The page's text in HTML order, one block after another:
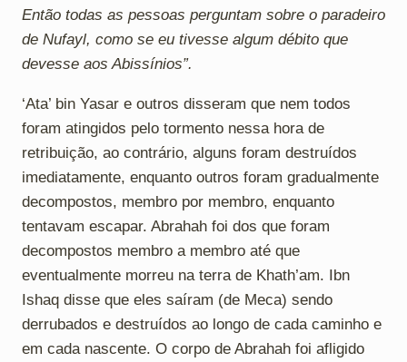
Então todas as pessoas perguntam sobre o paradeiro
de Nufayl, como se eu tivesse algum débito que
devesse aos Abissínios”.
‘Ata’ bin Yasar e outros disseram que nem todos
foram atingidos pelo tormento nessa hora de
retribuição, ao contrário, alguns foram destruídos
imediatamente, enquanto outros foram gradualmente
decompostos, membro por membro, enquanto
tentavam escapar. Abrahah foi dos que foram
decompostos membro a membro até que
eventualmente morreu na terra de Khath’am. Ibn
Ishaq disse que eles saíram (de Meca) sendo
derrubados e destruídos ao longo de cada caminho e
em cada nascente. O corpo de Abrahah foi afligido